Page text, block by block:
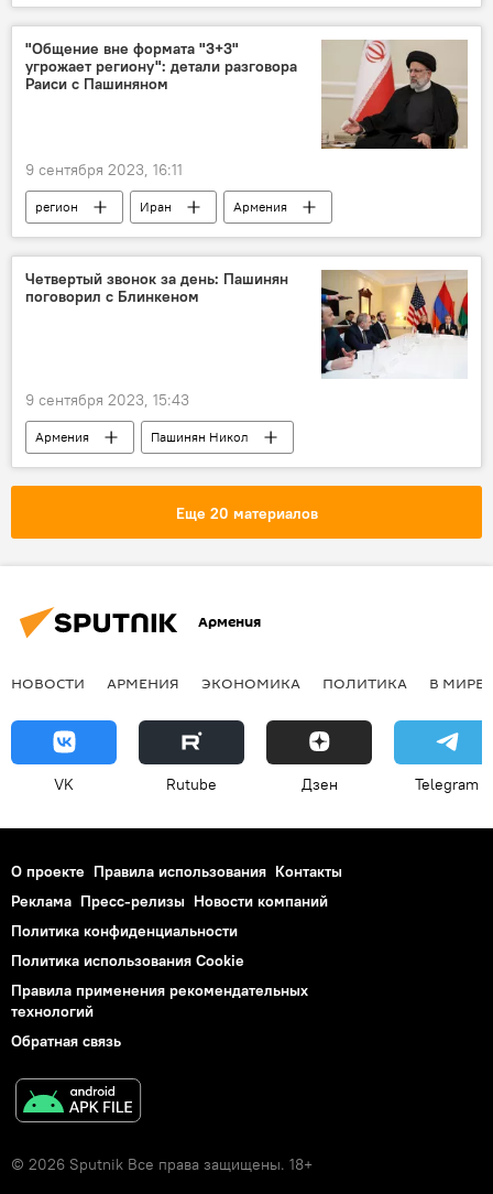
блокада Лачинского коридора
гуманитарная помощь
"Общение вне формата "3+3"
угрожает региону": детали разговора
Раиси с Пашиняном
9 сентября 2023, 16:11
регион Иран
Армения
Пашинян Никол
Эбрахим Раиси
Новости Армения
Четвертый звонок за день: Пашинян
поговорил с Блинкеном
9 сентября 2023, 15:43
Армения
Пашинян Никол
Энтони Блинкен
Политика
Еще 20 материалов
Армения
НОВОСТИ АРМЕНИЯ ЭКОНОМИКА ПОЛИТИКА В МИРЕ
VK Rutube Дзен Telegram
О проекте Правила использования Контакты
Реклама Пресс-релизы Новости компаний
Политика конфиденциальности
Политика использования Cookie
Правила применения рекомендательных
технологий
Обратная связь
© 2026 Sputnik Все права защищены. 18+